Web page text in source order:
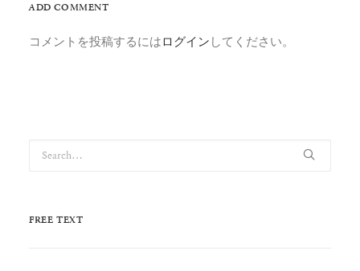
ADD COMMENT
コメントを投稿するにはログイン してください。
FREE TEXT